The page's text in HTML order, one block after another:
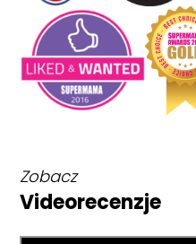
Zobacz
Videorecenzje